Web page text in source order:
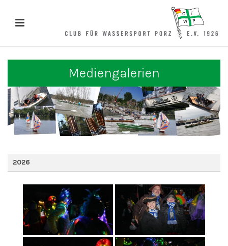
Mediengalerien
2026